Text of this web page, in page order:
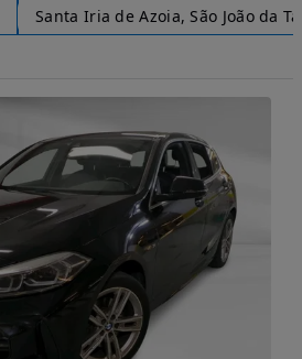
Santa Iria de Azoia, São João da